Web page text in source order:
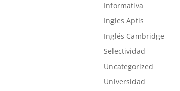
Informativa
Ingles Aptis
Inglés Cambridge
Selectividad
Uncategorized
Universidad